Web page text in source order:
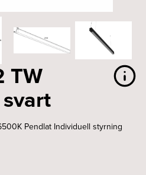
TW
Pendlat Individuell styrning